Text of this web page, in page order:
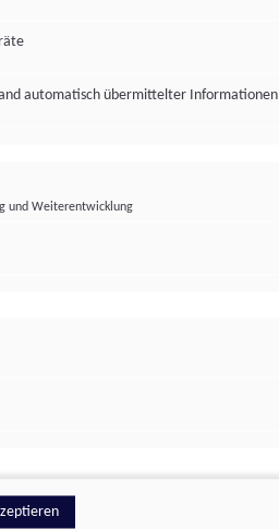
automatisch übermittelter Informationen
und Weiterentwicklung